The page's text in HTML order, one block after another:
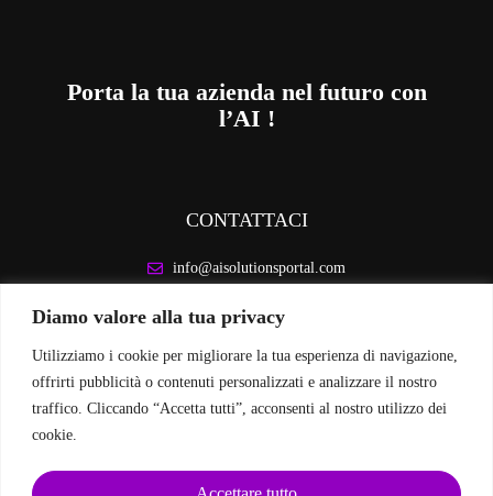
Diamo valore alla tua privacy
Utilizziamo i cookie per migliorare la tua esperienza di navigazione,
offrirti pubblicità o contenuti personalizzati e analizzare il nostro
traffico. Cliccando “Accetta tutti”, acconsenti al nostro utilizzo dei
cookie.
Porta la tua azienda nel futuro con
l’AI !
CONTATTACI
info@aisolutionsportal.com
INFORMAZIONI LEGALI
Privacy Policy
Cookie Policy
SEGUICI SUI SOCIAL